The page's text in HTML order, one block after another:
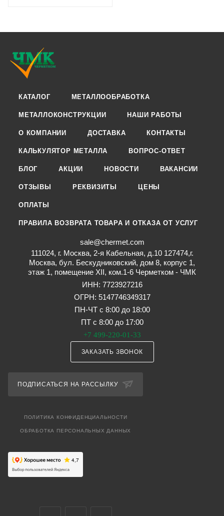
КАТАЛОГ МЕТАЛЛООБРАБОТКА
МЕТАЛЛОКОНСТРУКЦИИ НАШИ РАБОТЫ
О КОМПАНИИ ДОСТАВКА КОНТАКТЫ
КАЛЬКУЛЯТОР МЕТАЛЛА ВОПРОС-ОТВЕТ
БЛОГ АКЦИИ НОВОСТИ ВАКАНСИИ
ОТЗЫВЫ РЕКВИЗИТЫ ЦЕНЫ
ОПЛАТЫ
ПРАВИЛА ВОЗВРАТА ТОВАРА И ОТКАЗА ОТ УСЛУГ
sale@chermet.com
111024, г. Москва, 2-я Кабельная, д.10 127474,г.
Москва, бул. Бескудниковский, дом 8, корпус 1,
этаж 1, помещение XII, ком.1-6 Черметком - ЧМК
ИНН: 7723927216
ОГРН: 5147746349317
ПН-ЧТ с 8:00 до 18:00
ПТ с 8:00 до 17:00
+7 499-220-01-33
ЗАКАЗАТЬ ЗВОНОК
ПОДПИСАТЬСЯ НА РАССЫЛКУ
ПОЛИТИКА КОНФИДЕНЦИАЛЬНОСТИ
ОБРАБОТКА ПЕРСОНАЛЬНЫХ ДАННЫХ